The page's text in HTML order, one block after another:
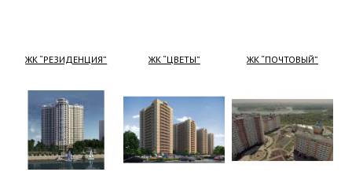
ЖК “РЕЗИДЕНЦИЯ” ЖК “ЦВЕТЫ” ЖК “ПОЧТОВЫЙ”